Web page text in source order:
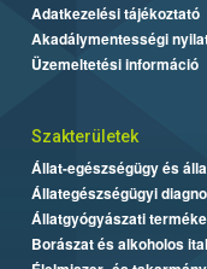
Adatkezelési tájékoztató
Akadálymentességi
Üzemeltetési információ
Szakterületek
Állat-egészségügy és
Állategészségügyi
Állatgyógyászati
Borászat és alkoholos